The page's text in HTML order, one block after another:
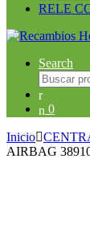
RELE
Search
Buscar
por:
0
Inicio
AIRBAG